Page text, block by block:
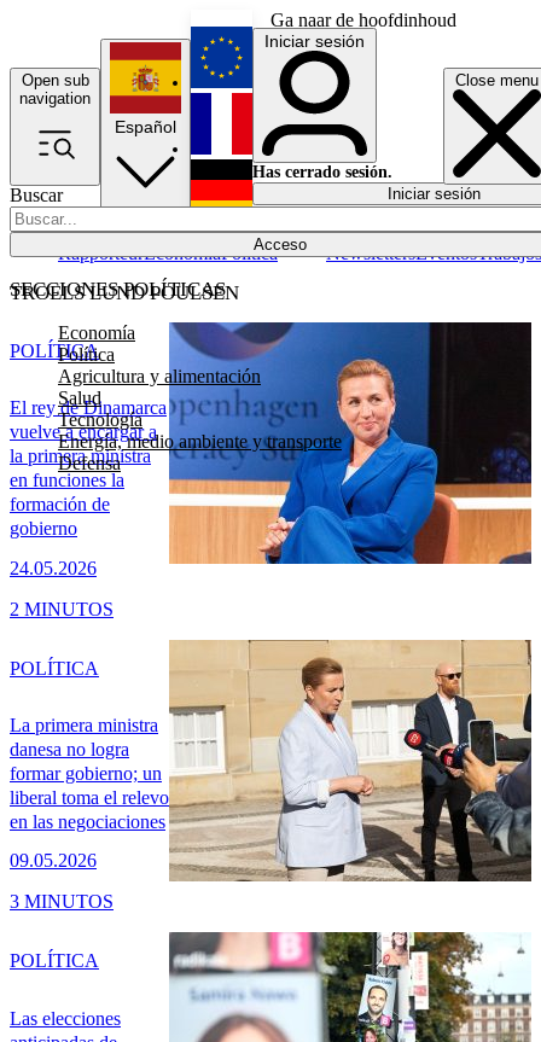
Ga naar de hoofdinhoud
Open sub
navigation
Close menu
Buscar
Acceso
SECCIONES POLÍTICAS
Economía
Política
Agricultura y alimentación
Salud
Tecnología
Energía, medio ambiente y transporte
Defensa
RapporteurEconomíaPolítica NewslettersEventosTrabajos
Español
English
Français
Iniciar sesión
Has cerrado sesión.
Iniciar sesión
TROELS LUND POULSEN
El rey de Dinamarca
vuelve a encargar a
la primera ministra
en funciones la
formación de
gobierno
24.05.2026
POLÍTICA
2 MINUTOS
La primera ministra
danesa no logra
formar gobierno; un
liberal toma el relevo
en las negociaciones
09.05.2026
POLÍTICA
3 MINUTOS
Las elecciones
POLÍTICA